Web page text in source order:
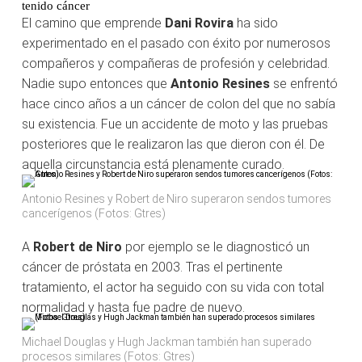
tenido cáncer
El camino que emprende Dani Rovira ha sido
experimentado en el pasado con éxito por numerosos
compañeros y compañeras de profesión y celebridad.
Nadie supo entonces que Antonio Resines se enfrentó
hace cinco años a un cáncer de colon del que no sabía
su existencia. Fue un accidente de moto y las pruebas
posteriores que le realizaron las que dieron con él. De
aquella circunstancia está plenamente curado.
Antonio Resines y Robert de Niro superaron sendos tumores
cancerígenos (Fotos: Gtres)
A Robert de Niro por ejemplo se le diagnosticó un
cáncer de próstata en 2003. Tras el pertinente
tratamiento, el actor ha seguido con su vida con total
normalidad y hasta fue padre de nuevo.
Michael Douglas y Hugh Jackman también han superado
procesos similares (Fotos: Gtres)